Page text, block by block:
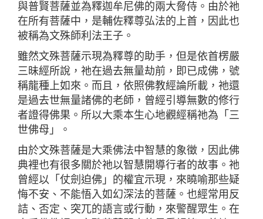
與普賢菩薩並為釋迦牟尼佛的兩大脅侍。由於祂
在所有菩薩中，是輔佐釋尊弘法的上首，因此也
被稱為文殊師利法王子。
雖然文殊菩薩示現為釋尊的助手，但是依首楞嚴
三昧經所說，祂在過去無量劫前，即已成佛，號
稱龍種上如來。而且，依照佛教經論所載，祂還
是過去世無量諸佛的老師，曾經引導無數的修行
者證得佛果。所以大乘本生心地觀經稱祂為「三
世佛母」。
由於文殊菩薩是大乘佛法中智慧的象徵，因此佛
典裡也有很多關於祂以智慧開導行者的故事。祂
曾經以「仗劍迫佛」的權宜示現，來曉喻那些疑
悔不安、不能悟入如幻深法的菩薩。也經常用反
詰、否定、突兀的語言或行動，來警醒眾生。在